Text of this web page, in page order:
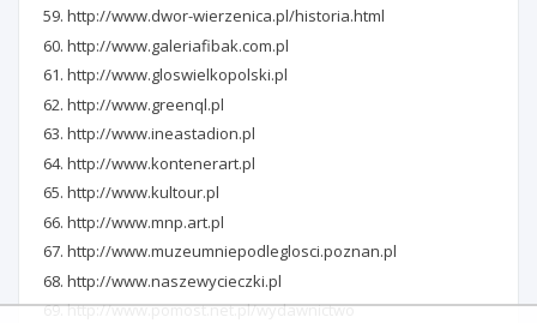
http://www.dwor-wierzenica.pl/historia.html
http://www.galeriafibak.com.pl
http://www.gloswielkopolski.pl
http://www.greenql.pl
http://www.ineastadion.pl
http://www.kontenerart.pl
http://www.kultour.pl
http://www.mnp.art.pl
http://www.muzeumniepodleglosci.poznan.pl
http://www.naszewycieczki.pl
http://www.pomost.net.pl/wydawnictwo